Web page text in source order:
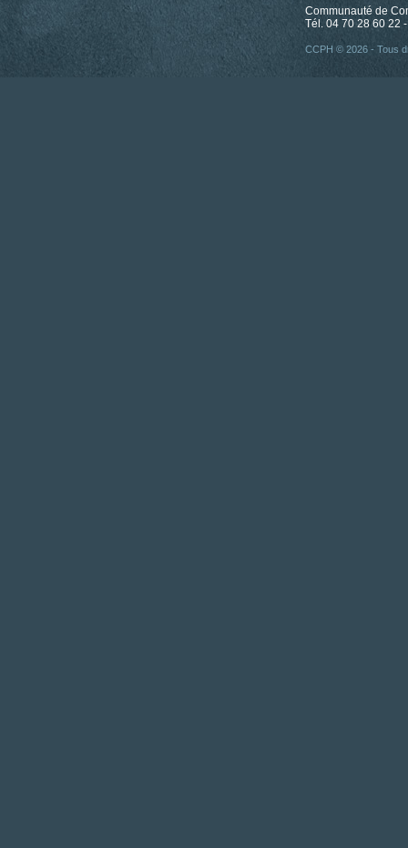
Communauté de
Tél. 04 70 28 60 22
CCPH © 2026 - Tous